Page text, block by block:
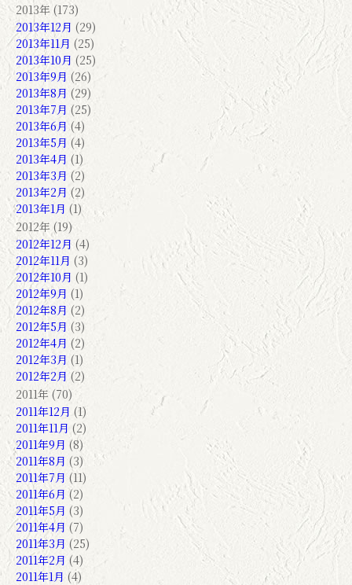
2013年 (173)
2013年12月 (29)
2013年11月 (25)
2013年10月 (25)
2013年9月 (26)
2013年8月 (29)
2013年7月 (25)
2013年6月 (4)
2013年5月 (4)
2013年4月 (1)
2013年3月 (2)
2013年2月 (2)
2013年1月 (1)
2012年 (19)
2012年12月 (4)
2012年11月 (3)
2012年10月 (1)
2012年9月 (1)
2012年8月 (2)
2012年5月 (3)
2012年4月 (2)
2012年3月 (1)
2012年2月 (2)
2011年 (70)
2011年12月 (1)
2011年11月 (2)
2011年9月 (8)
2011年8月 (3)
2011年7月 (11)
2011年6月 (2)
2011年5月 (3)
2011年4月 (7)
2011年3月 (25)
2011年2月 (4)
2011年1月 (4)